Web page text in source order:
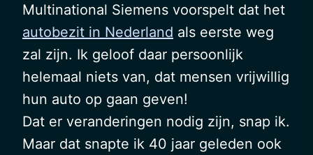
Multinational Siemens voorspelt dat het
autobezit in Nederland als eerste weg
zal zijn. Ik geloof daar persoonlijk
helemaal niets van, dat mensen vrijwillig
hun auto op gaan geven!
Dat er veranderingen nodig zijn, snap ik.
Maar dat snapte ik 40 jaar geleden ook